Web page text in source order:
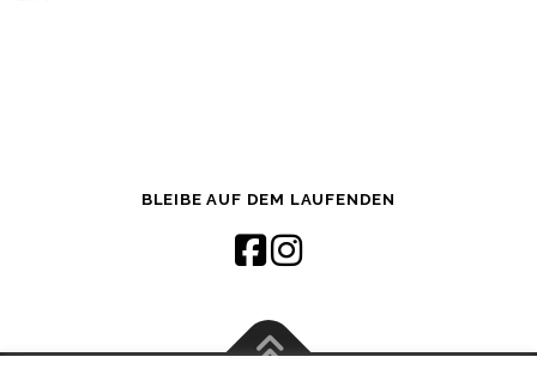
BLEIBE AUF DEM LAUFENDEN